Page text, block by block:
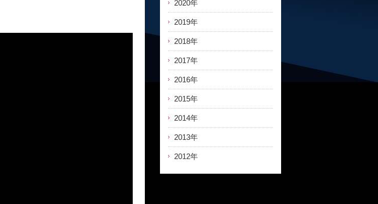
2020年
2019年
2018年
2017年
2016年
2015年
2014年
2013年
2012年